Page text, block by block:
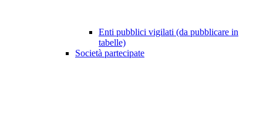
Enti pubblici vigilati (da pubblicare in
tabelle)
Società partecipate